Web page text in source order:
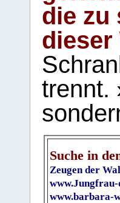
die zu
dieser
trennt.
Suche in
Zeugen der
www.barbara-